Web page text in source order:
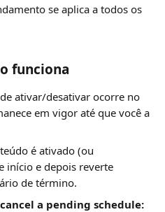
se aplica a todos os
funciona
ativar/desativar ocorre no
em vigor até que você a
é ativado (ou
início e depois reverte
de término.
a pending schedule: